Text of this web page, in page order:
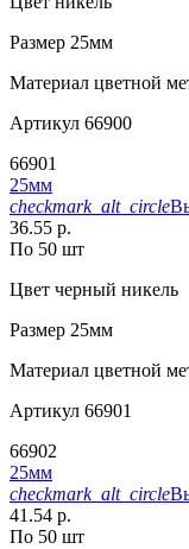
Размер 25мм
Материал цветной
Артикул 66900
66901
25мм
checkmark_alt_circle
36.55 р.
По 50 шт
Цвет черный никель
Размер 25мм
Материал цветной
Артикул 66901
66902
25мм
checkmark_alt_circle
41.54 р.
По 50 шт